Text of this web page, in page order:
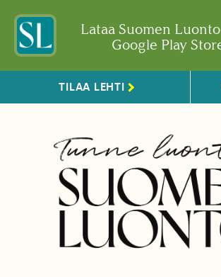
Lataa Suomen
Google Play
TILAA LEHTI